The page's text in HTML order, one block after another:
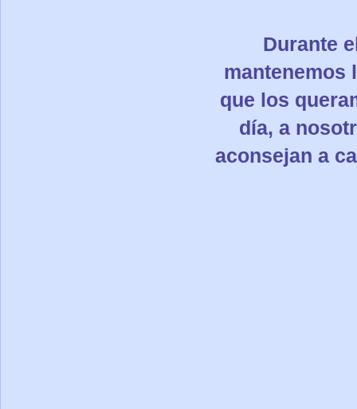
Durante
mantenemos
que los
día, a
aconsejan a